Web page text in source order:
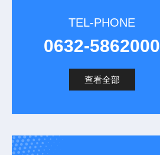
TEL-PHONE
0632-5862000
查看全部